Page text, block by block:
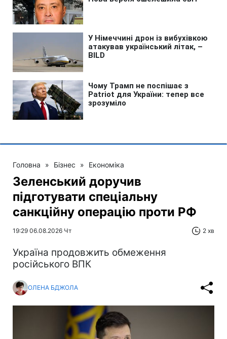
Головна » Бізнес » Економіка
Зеленський доручив
підготувати спеціальну
санкційну операцію проти РФ
19:29 06.08.2026 Чт 2 хв
Україна продовжить обмеження
російського ВПК
ОЛЕНА БДЖОЛА